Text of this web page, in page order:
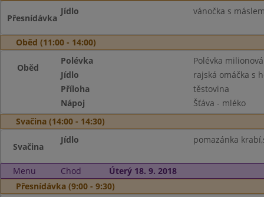
Přesnídávka
Jídlo vánočka s
Oběd (11:00 - 14:00)
Oběd
Polévka
Polévka milionová
Jídlo
rajská omáčka s
Příloha
těstovina
Nápoj
Šťáva - mléko
Svačina (14:00 - 14:30)
Svačina
Jídlo pomazánka
Menu Chod
Úterý 18. 9. 2018
Přesnídávka (9:00 - 9:30)